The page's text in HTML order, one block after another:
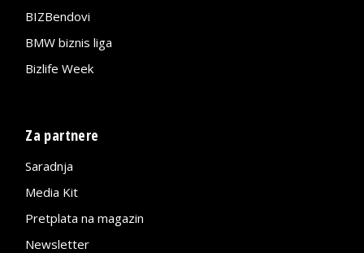
BIZBendovi
BMW biznis liga
Bizlife Week
Za partnere
Saradnja
Media Kit
Pretplata na magazin
Newsletter